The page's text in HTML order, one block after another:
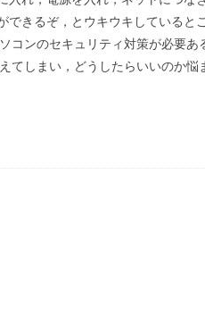
できるぞ，とウキウキしているとこ
コンのセキュリティ対策が必要あ
てしまい，どうしたらいいのか悩